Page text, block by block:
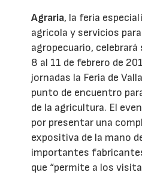
Agraria, la feria
agrícola y servicios
agropecuario,
8 al 11 de febrero de
jornadas la Feria de
punto de encuentro
de la agricultura. El
por presentar una
expositiva de la mano
importantes
que “permite a los